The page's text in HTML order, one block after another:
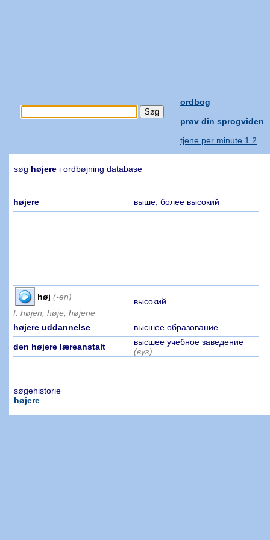
ordbog
prøv din sprogviden
tjene per minute 1.2
søg højere i ordbøjning database
højere выше, более высокий
høj (-en)
f: højen, høje, højene
высокий
højere uddannelse
высшее образование
den højere læreanstalt
высшее учебное заведение
(вуз)
søgehistorie
højere